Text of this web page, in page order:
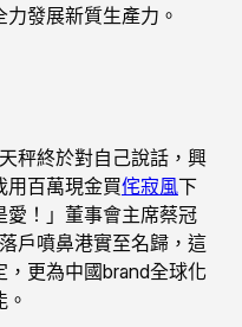
發展新質生產力。
秤終於對自己說話，興
用百萬現金買侘寂風下
愛！」董事會主席蔡冠
戶噴鼻港實至名歸，這
更為中國brand全球化
。